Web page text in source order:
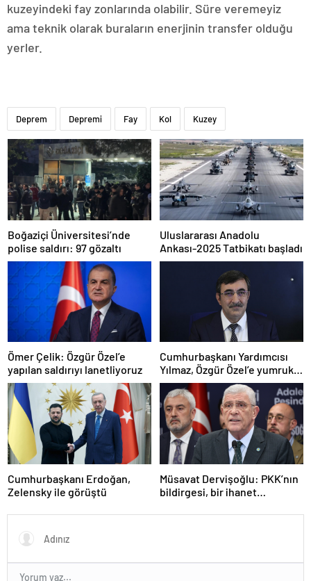
kuzeyindeki fay zonlarında olabilir. Süre veremeyiz
ama teknik olarak buraların enerjinin transfer olduğu
yerler.
Deprem Depremi Fay Kol Kuzey
Boğaziçi Üniversitesi’nde
polise saldırı: 97 gözaltı
Uluslararası Anadolu
Ankası-2025 Tatbikatı başladı
Ömer Çelik: Özgür Özel’e
yapılan saldırıyı lanetliyoruz
Cumhurbaşkanı Yardımcısı
Yılmaz, Özgür Özel’e yumruklu
saldırıyı kınadı
Cumhurbaşkanı Erdoğan,
Zelensky ile görüştü
Müsavat Dervişoğlu: PKK’nın
bildirgesi, bir ihanet